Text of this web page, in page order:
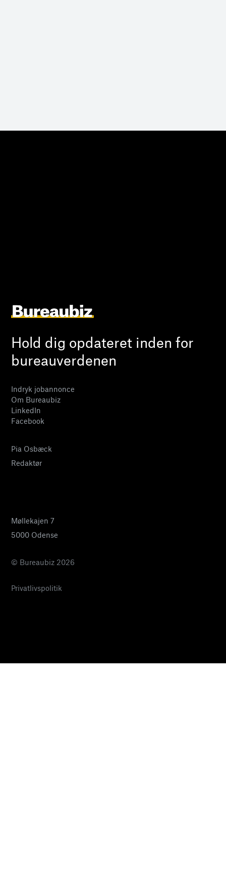
Hold dig opdateret inden for
bureauverdenen
Indryk jobannonce
Om Bureaubiz
LinkedIn
Facebook
Pia Osbæck
Redaktør
Møllekajen 7
5000 Odense
© Bureaubiz 2026
Privatlivspolitik